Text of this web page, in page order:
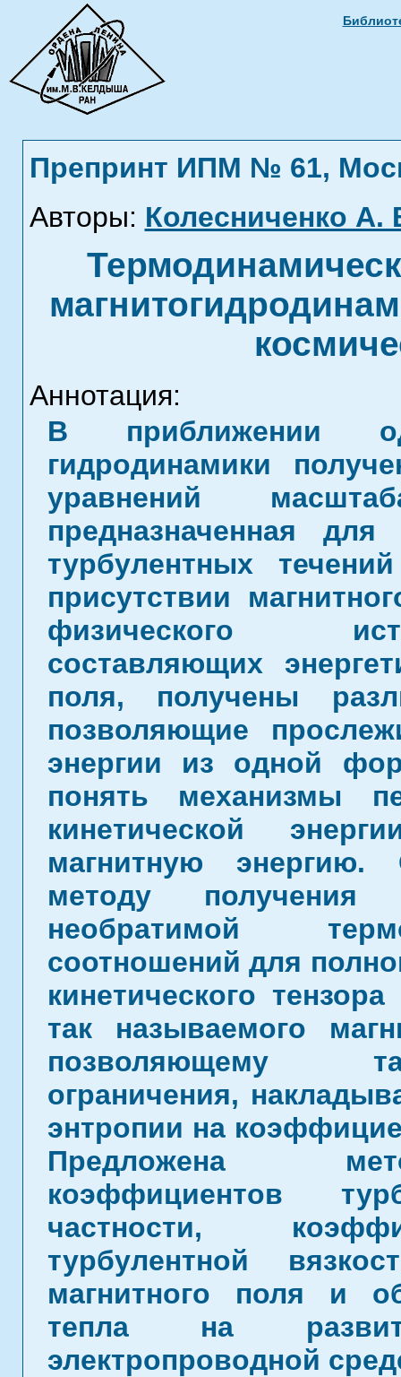
Препринт ИПМ № 61,
Авторы: Колесниченко А.
Аннотация:
В приближении
гидродинамики
уравнений
предназначенная
турбулентных
присутствии
физического
составляющих
поля, получены
позволяющие
энергии из одной
понять механизмы
кинетической
магнитную энергию.
методу
необратимой
соотношений для
кинетического
так называемого
позволяющему
ограничения,
энтропии на
Предложена
коэффициентов
частности,
турбулентной
магнитного поля и
тепла на
электропроводной